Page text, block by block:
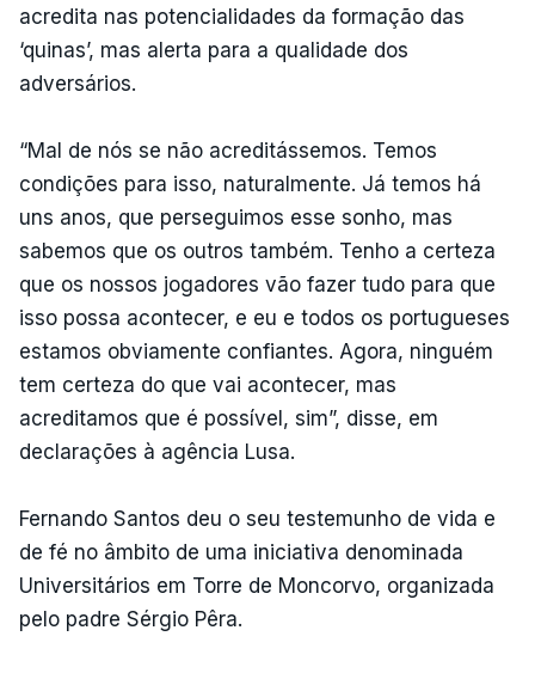
acredita nas potencialidades da formação das
‘quinas’, mas alerta para a qualidade dos
adversários.
“Mal de nós se não acreditássemos. Temos
condições para isso, naturalmente. Já temos há
uns anos, que perseguimos esse sonho, mas
sabemos que os outros também. Tenho a certeza
que os nossos jogadores vão fazer tudo para que
isso possa acontecer, e eu e todos os portugueses
estamos obviamente confiantes. Agora, ninguém
tem certeza do que vai acontecer, mas
acreditamos que é possível, sim”, disse, em
declarações à agência Lusa.
Fernando Santos deu o seu testemunho de vida e
de fé no âmbito de uma iniciativa denominada
Universitários em Torre de Moncorvo, organizada
pelo padre Sérgio Pêra.